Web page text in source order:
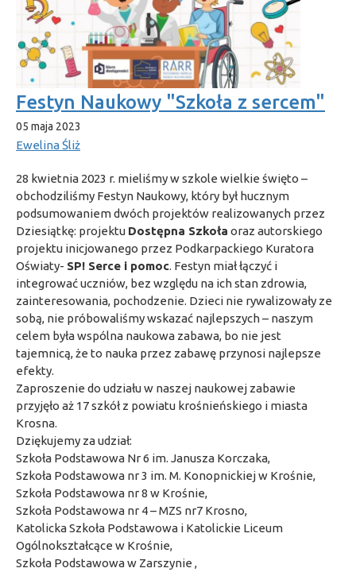
Festyn Naukowy "Szkoła z sercem"
05 maja 2023
Ewelina Śliż
28 kwietnia 2023 r. mieliśmy w szkole wielkie święto –
obchodziliśmy Festyn Naukowy, który był hucznym
podsumowaniem dwóch projektów realizowanych przez
Dziesiątkę: projektu Dostępna Szkoła oraz autorskiego
projektu inicjowanego przez Podkarpackiego Kuratora
Oświaty- SP! Serce i pomoc. Festyn miał łączyć i
integrować uczniów, bez względu na ich stan zdrowia,
zainteresowania, pochodzenie. Dzieci nie rywalizowały ze
sobą, nie próbowaliśmy wskazać najlepszych – naszym
celem była wspólna naukowa zabawa, bo nie jest
tajemnicą, że to nauka przez zabawę przynosi najlepsze
efekty.
Zaproszenie do udziału w naszej naukowej zabawie
przyjęło aż 17 szkół z powiatu krośnieńskiego i miasta
Krosna.
Dziękujemy za udział:
Szkoła Podstawowa Nr 6 im. Janusza Korczaka,
Szkoła Podstawowa nr 3 im. M. Konopnickiej w Krośnie,
Szkoła Podstawowa nr 8 w Krośnie,
Szkoła Podstawowa nr 4 – MZS nr7 Krosno,
Katolicka Szkoła Podstawowa i Katolickie Liceum
Ogólnokształcące w Krośnie,
Szkoła Podstawowa w Zarszynie ,